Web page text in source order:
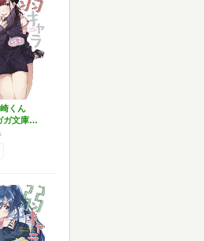
くん
ガ文庫…